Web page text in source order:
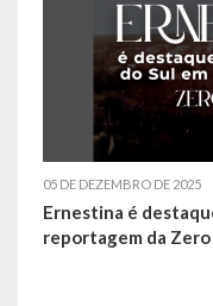
05 DE DEZEMBRO DE 2025
Ernestina é
reportagem da Zero